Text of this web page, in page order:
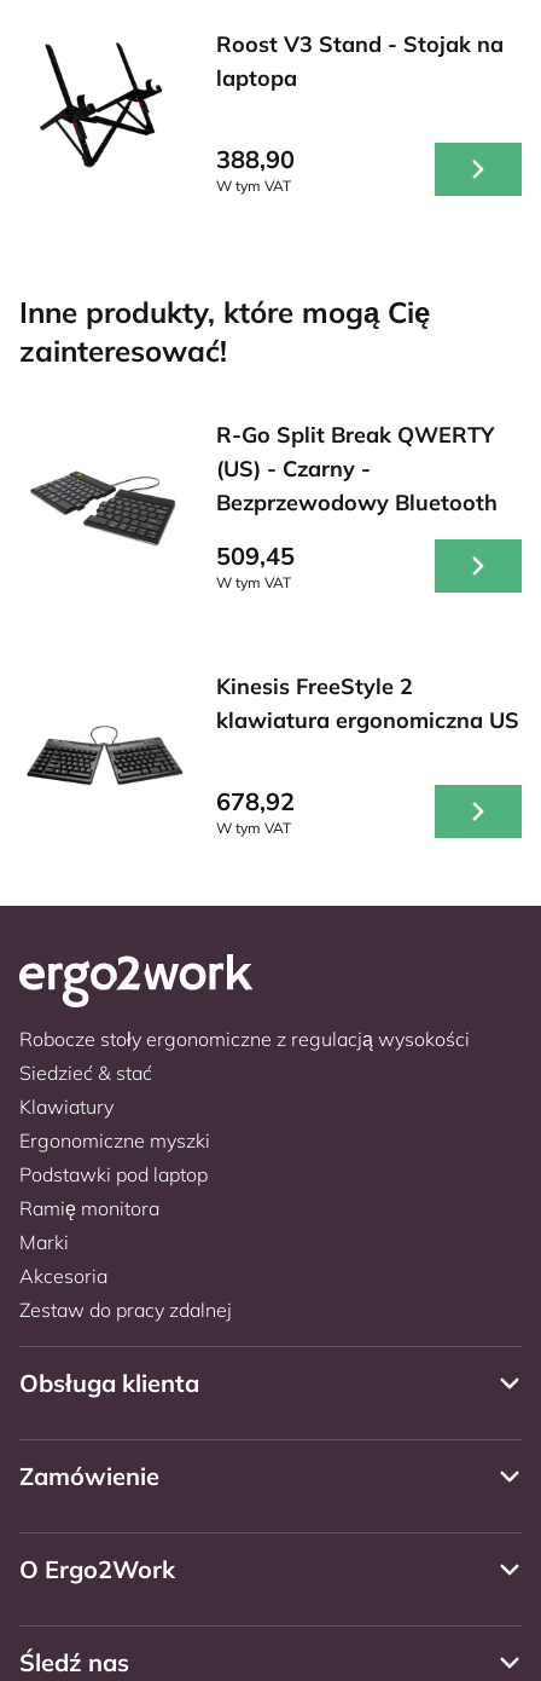
Roost V3 Stand - Stojak na
laptopa
388,90
W tym VAT
Inne produkty, które mogą Cię
zainteresować!
R-Go Split Break QWERTY
(US) - Czarny -
Bezprzewodowy Bluetooth
509,45
W tym VAT
Kinesis FreeStyle 2
klawiatura ergonomiczna US
678,92
W tym VAT
Robocze stoły ergonomiczne z regulacją wysokości
Siedzieć & stać
Klawiatury
Ergonomiczne myszki
Podstawki pod laptop
Ramię monitora
Marki
Akcesoria
Zestaw do pracy zdalnej
Obsługa klienta
Zamówienie
O Ergo2Work
Śledź nas